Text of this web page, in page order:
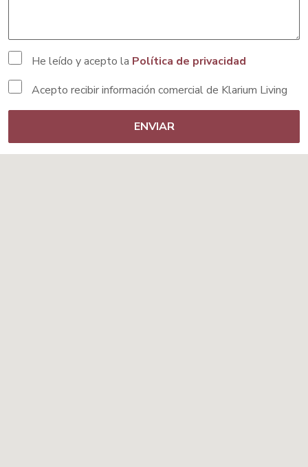
He leído y acepto la Política de privacidad
Acepto recibir información comercial de Klarium Living